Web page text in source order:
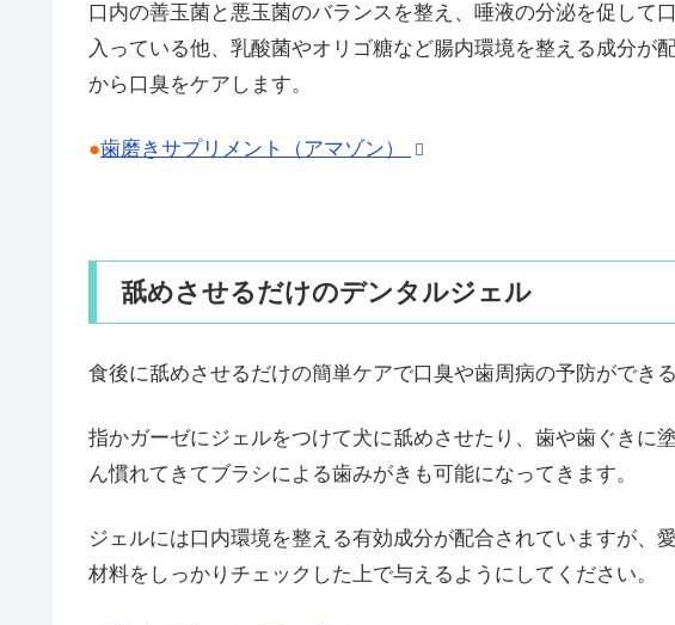
口内の善玉菌と悪玉菌のバランスを整え、唾液の分泌を促して
入っている他、乳酸菌やオリゴ糖など腸内環境を整える成分が
から口臭をケアします。
●歯磨きサプリメント（アマゾン）
舐めさせるだけのデンタルジェル
食後に舐めさせるだけの簡単ケアで口臭や歯周病の予防ができ
指かガーゼにジェルをつけて犬に舐めさせたり、歯や歯ぐきに
ん慣れてきてブラシによる歯みがきも可能になってきます。
ジェルには口内環境を整える有効成分が配合されていますが、
材料をしっかりチェックした上で与えるようにしてください。